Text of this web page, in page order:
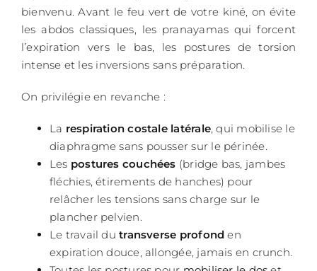
bienvenu. Avant le feu vert de votre kiné, on évite
les abdos classiques, les pranayamas qui forcent
l’expiration vers le bas, les postures de torsion
intense et les inversions sans préparation.
On privilégie en revanche :
La respiration costale latérale, qui mobilise le
diaphragme sans pousser sur le périnée.
Les postures couchées (bridge bas, jambes
fléchies, étirements de hanches) pour
relâcher les tensions sans charge sur le
plancher pelvien.
Le travail dutransverse profond en
expiration douce, allongée, jamais en crunch.